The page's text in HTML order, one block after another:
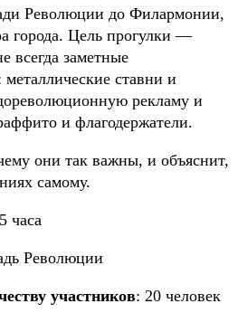
Революции до Филармонии,
города. Цель прогулки —
всегда заметные
ставни и
рекламу и
и флагодержатели.
они так важны, и объяснит,
самому.
часа
Революции
участников: 20 человек